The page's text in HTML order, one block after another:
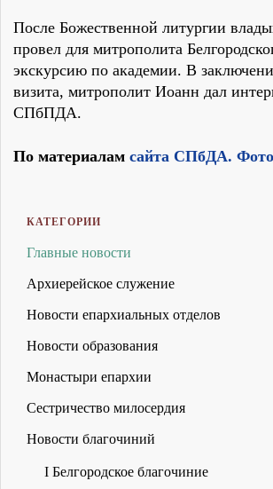
После Божественной литургии
провел для митрополита
экскурсию по академии. В
визита, митрополит Иоанн дал
СПбПДА.
По материалам сайта СПбДА.
КАТЕГОРИИ
Главные новости
Архиерейское служение
Новости епархиальных отделов
Новости образования
Монастыри епархии
Сестричество милосердия
Новости благочиний
I Белгородское благочиние